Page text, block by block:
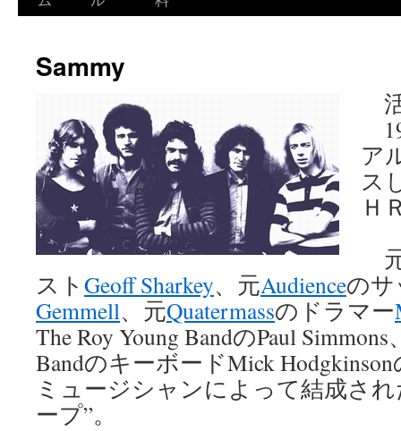
ン
ス
キ
Sammy
ア
ス
Ｈ
スト Geoff Sharkey、元Audienceの
Gemmell、元Quatermassのドラマー
The Roy Young BandのPaul
BandのキーボードMick
ミュージシャンによって結成さ
ープ”。